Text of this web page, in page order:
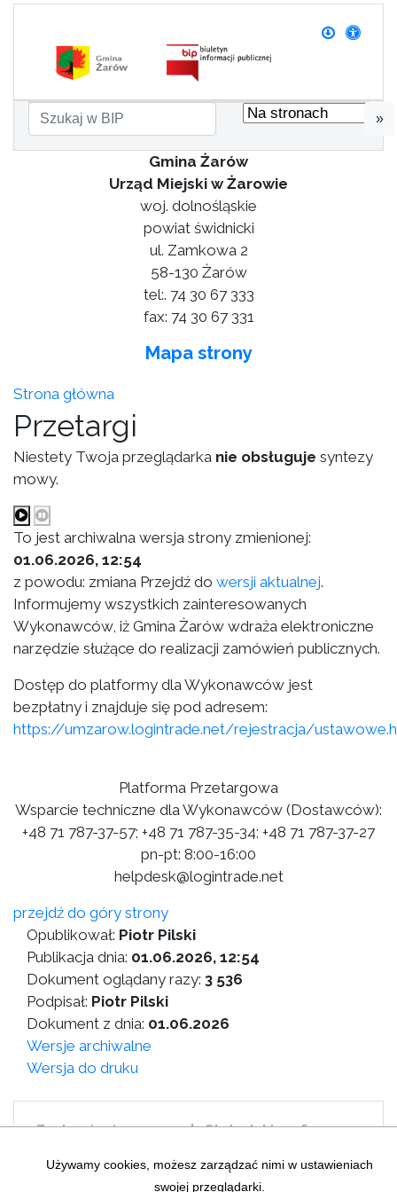
Używamy cookies, możesz zarządzać nimi w ustawieniach
swojej przeglądarki.
»
Gmina Żarów
Urząd Miejski w Żarowie
woj. dolnośląskie
powiat świdnicki
ul. Zamkowa 2
58-130 Żarów
tel:. 74 30 67 333
fax: 74 30 67 331
Mapa strony
Strona główna
Przetargi
Niestety Twoja przeglądarka nie obsługuje syntezy
mowy.
To jest archiwalna wersja strony zmienionej:
01.06.2026, 12:54
z powodu: zmiana Przejdź do wersji aktualnej.
Informujemy wszystkich zainteresowanych
Wykonawców, iż Gmina Żarów wdraża elektroniczne
narzędzie służące do realizacji zamówień publicznych.
Dostęp do platformy dla Wykonawców jest
bezpłatny i znajduje się pod adresem:
https://umzarow.logintrade.net/rejestracja/
Platforma Przetargowa
Wsparcie techniczne dla Wykonawców (Dostawców):
+48 71 787-37-57; +48 71 787-35-34; +48 71 787-37-27
pn-pt: 8:00-16:00
helpdesk@logintrade.net
przejdź do góry strony
Opublikował: Piotr Pilski
Publikacja dnia: 01.06.2026, 12:54
Dokument oglądany razy: 3 536
Podpisał: Piotr Pilski
Dokument z dnia: 01.06.2026
Wersje archiwalne
Wersja do druku
Zastrzeżenia prawne|Statystyki graficzne